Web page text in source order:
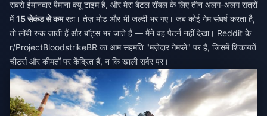
सबसे ईमानदार पैमाना क्यू टाइम है, और मेरा बैटल रॉयल के लिए तीन अलग-अलग सत्रों
में15 सेकंड से कमरहा। तेज़ मोड और भी जल्दी भर गए। जब कोई गेम संघर्ष करता है,
तो लॉबी रुक जाती हैं और बॉट्स भर जाते हैं — मैंने वह पैटर्न नहीं देखा। Reddit के
r/ProjectBloodstrikeBR का आम सहमति "मज़ेदार गेमप्ले" पर है, जिसमें शिकायतें
चीटर्स और कीमतों पर केंद्रित हैं, न कि खाली सर्वर पर।